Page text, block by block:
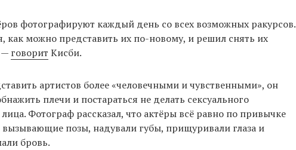
фотографируют каждый день со всех возможных ракурсов.
как можно представить их по-новому, и решил снять их
— говорит Кисби.
артистов более «человечными и чувственными», он
плечи и постараться не делать сексуального
Фотограф рассказал, что актёры всё равно по привычке
позы, надували губы, прищуривали глаза и
бровь.